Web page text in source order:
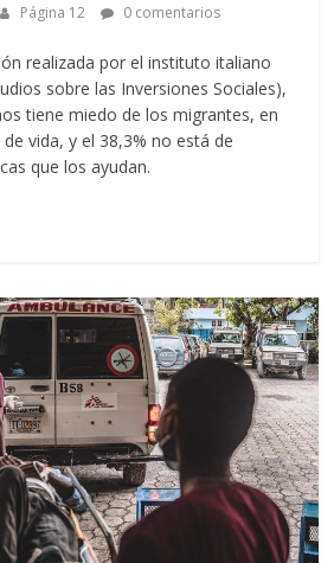
Página 12 0 comentarios
realizada por el instituto italiano
sobre las Inversiones Sociales),
tiene miedo de los migrantes, en
vida, y el 38,3% no está de
que los ayudan.